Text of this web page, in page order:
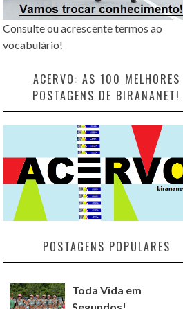
Consulte ou acrescente termos ao
vocabulário!
ACERVO: AS 100 MELHORES
POSTAGENS DE BIRANANET!
POSTAGENS POPULARES
Toda Vida em